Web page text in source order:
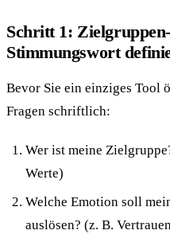
Schritt 1:
Stimmungswort
Bevor Sie ein einziges Tool
Fragen schriftlich:
Wer ist meine
Werte)
Welche Emotion soll
auslösen? (z. B.